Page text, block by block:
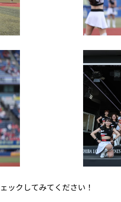
クしてみてください！